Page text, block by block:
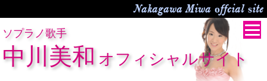
Nakagawa Miwa offcial site
ソプラノ歌手
中川美和 オフィシャルサイト